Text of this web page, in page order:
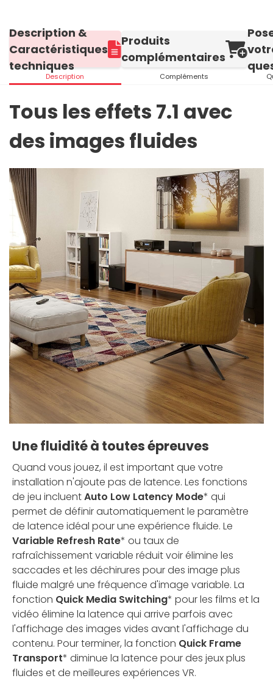
Description &
Caractéristiques
techniques
Description
Produits
complémentaires
Compléments
Tous les effets 7.1 avec
des images fluides
Une fluidité à toutes épreuves
Quand vous jouez, il est important que votre
installation n'ajoute pas de latence. Les fonctions
de jeu incluentAuto Low Latency Mode* qui
permet de définir automatiquement le paramètre
de latence idéal pour une expérience fluide. Le
Variable Refresh Rate* ou taux de
rafraîchissement variable réduit voir élimine les
saccades et les déchirures pour des image plus
fluide malgré une fréquence d'image variable. La
fonction Quick Media Switching* pour les films et la
vidéo élimine la latence qui arrive parfois avec
l'affichage des images vides avant l'affichage du
contenu. Pour terminer, la fonction Quick Frame
Transport* diminue la latence pour des jeux plus
fluides et de meilleures expériences VR.